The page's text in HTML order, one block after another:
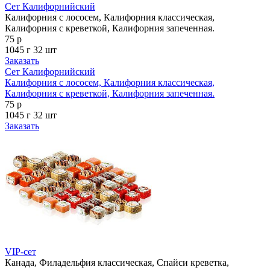
Сет Калифорнийский
Калифорния с лососем, Калифорния классическая,
Калифорния с креветкой, Калифорния запеченная.
75 р
1045 г 32 шт
Заказать
Сет Калифорнийский
Калифорния с лососем, Калифорния классическая,
Калифорния с креветкой, Калифорния запеченная.
75 р
1045 г 32 шт
Заказать
VIP-сет
Канада, Филадельфия классическая, Спайси креветка,